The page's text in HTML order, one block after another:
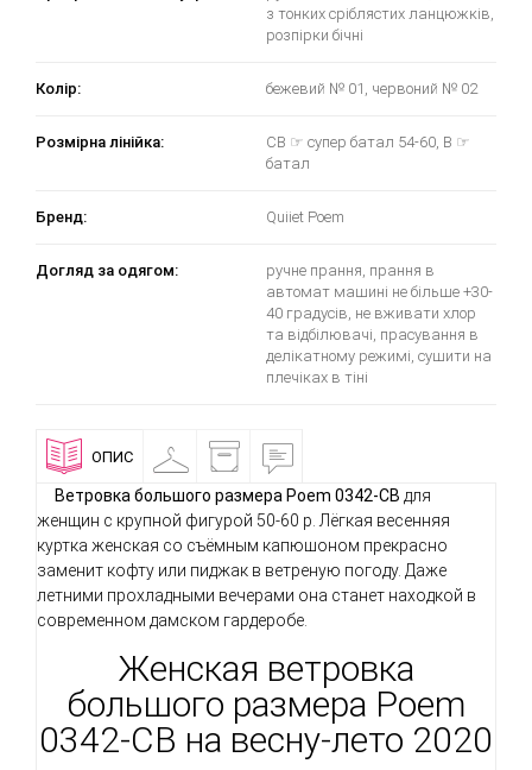
з тонких сріблястих ланцюжків,
розпірки бічні
Колір: бежевий № 01, червоний № 02
Розмірна лінійка:
CB ☞ супер батал 54-60, B ☞
батал
Бренд: Quiiet Poem
Догляд за одягом:
ручне прання, прання в
автомат машині не більше +30-
40 градусів, не вживати хлор
та відбілювачі, прасування в
делікатному режимі, сушити на
плечіках в тіні
ОПИС ПРИМІРОЧНАДОСТАВКА
ОПЛАТА
Ветровка большого размера Poem 0342-CB для
женщин с крупной фигурой 50-60 р. Лёгкая весенняя
куртка женская со съёмным капюшоном прекрасно
заменит кофту или пиджак в ветреную погоду. Даже
летними прохладными вечерами она станет находкой в
современном дамском гардеробе.
Женская ветровка
большого размера Poem
0342-CB на весну-лето 2020